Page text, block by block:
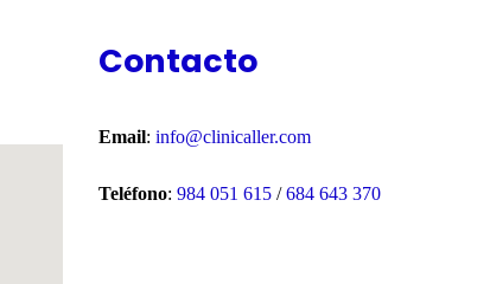
Contacto
Email:info@clinicaller.com
Teléfono:984 051 615/684 643 370